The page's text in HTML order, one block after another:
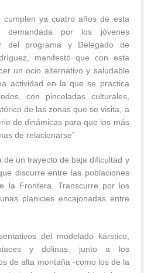
ya cuatro años de esta
demandada por los jóvenes
del programa y Delegado de
manifestó que con esta
un ocio alternativo y saludable
actividad en la que se practica
con pinceladas culturales,
de las zonas que se visita, a
de dinámicas para que los más
de relacionarse”
de un trayecto de baja dificultad y
discurre entre las poblaciones
la Frontera. Transcurre por los
planicies encajonadas entre
del modelado kárstico,
y dolinas, junto a los
de alta montaña -como los de la